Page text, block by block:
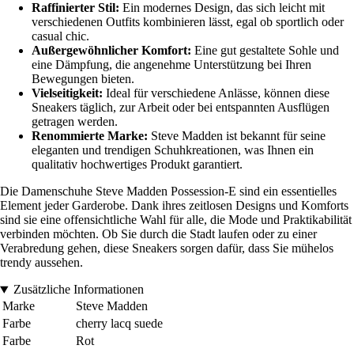
Raffinierter Stil: Ein modernes Design, das sich leicht mit
verschiedenen Outfits kombinieren lässt, egal ob sportlich oder
casual chic.
Außergewöhnlicher Komfort: Eine gut gestaltete Sohle und
eine Dämpfung, die angenehme Unterstützung bei Ihren
Bewegungen bieten.
Vielseitigkeit: Ideal für verschiedene Anlässe, können diese
Sneakers täglich, zur Arbeit oder bei entspannten Ausflügen
getragen werden.
Renommierte Marke: Steve Madden ist bekannt für seine
eleganten und trendigen Schuhkreationen, was Ihnen ein
qualitativ hochwertiges Produkt garantiert.
Die Damenschuhe Steve Madden Possession-E sind ein essentielles
Element jeder Garderobe. Dank ihres zeitlosen Designs und Komforts
sind sie eine offensichtliche Wahl für alle, die Mode und Praktikabilität
verbinden möchten. Ob Sie durch die Stadt laufen oder zu einer
Verabredung gehen, diese Sneakers sorgen dafür, dass Sie mühelos
trendy aussehen.
Zusätzliche Informationen
Marke
Steve Madden
Farbe
cherry lacq suede
Farbe
Rot